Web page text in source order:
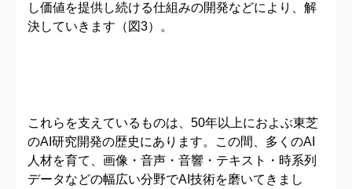
し価値を提供し続ける仕組みの開発などにより、解
決していきます（図3）。
これらを支えているものは、50年以上におよぶ東芝
のAI研究開発の歴史にあります。この間、多くのAI
人材を育て、画像・音声・音響・テキスト・時系列
データなどの幅広い分野でAI技術を磨いてきまし